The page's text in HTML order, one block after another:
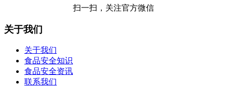
扫一扫，关注官方微信
关于我们
关于我们
食品安全知识
食品安全资讯
联系我们